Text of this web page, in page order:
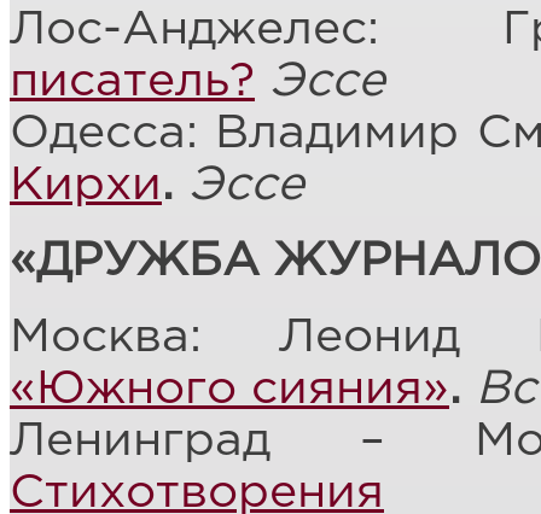
Лос-
писатель? Эссе
Одесса: Владимир
Кирхи. Эссе
«ДРУЖБА
Москва: Леонид
«Южного сияния».
Ленинград –
Стихотворения